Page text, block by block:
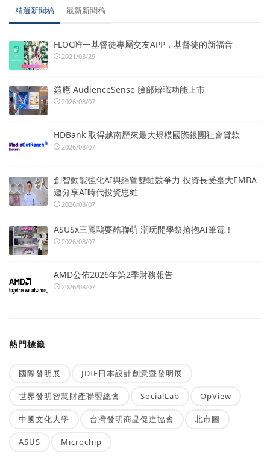
精選新聞稿 最新新聞稿
FLOC唯一基督徒專屬交友APP，基督徒的新福音
2021/03/29
鎧應 AudienceSense 臉部辨識功能上市
2026/08/07
HDBank 取得越南歷來最大規模國際銀團社會貸款
2026/08/07
創智動能強化AI與經營雙軸競爭力 投資長受臺大EMBA
邀分享AI時代投資思維
2026/08/07
ASUSx三麗鷗耍酷聯萌 潮玩開學祭搶抱AI筆電！
2026/08/07
AMD公佈2026年第2季財務報告
2026/08/07
熱門標籤
國際發明展 JDIE日本設計創意暨發明展
世界發明智慧財產聯盟總會 SocialLab OpView
中國文化大學 台灣發明商品促進協會 北市圖
ASUS Microchip